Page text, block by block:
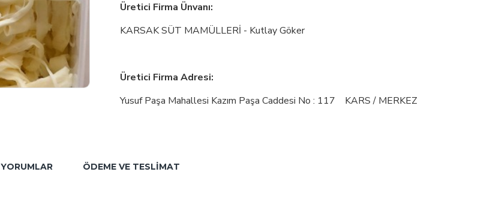
Üretici Firma Ünvanı:
KARSAK SÜT MAMÜLLERİ - Kutlay Göker
Üretici Firma Adresi:
Yusuf Paşa Mahallesi Kazım Paşa Caddesi No : 117 KARS / MERKEZ
YORUMLAR ÖDEME VE TESLIMAT